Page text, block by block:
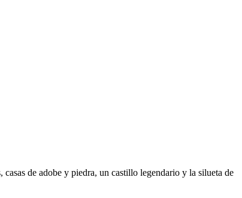
de adobe y piedra, un castillo legendario y la silueta de